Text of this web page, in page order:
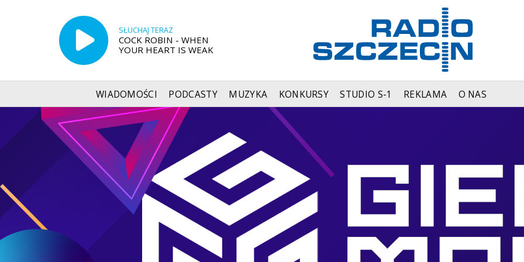
SŁUCHAJ TERAZ
COCK ROBIN - WHEN
YOUR HEART IS WEAK
WIADOMOŚCI PODCASTY MUZYKA KONKURSY STUDIO S-1 REKLAMA O NAS